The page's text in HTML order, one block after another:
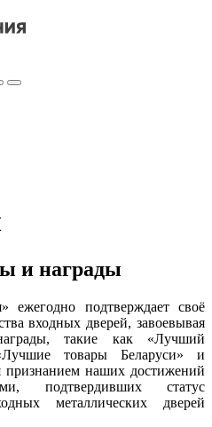
и награды
ежегодно подтверждает своё
входных дверей, завоевывая
такие как «Лучший
товары Беларуси» и
наших достижений
подтвердивших статус
металлических дверей